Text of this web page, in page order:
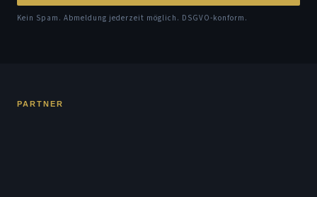
Kein Spam. Abmeldung jederzeit möglich. DSGVO-konform.
PARTNER